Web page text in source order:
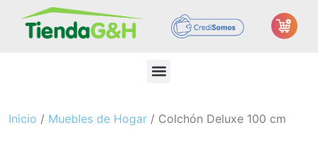
Inicio / Muebles de Hogar / Colchón Deluxe 100 cm